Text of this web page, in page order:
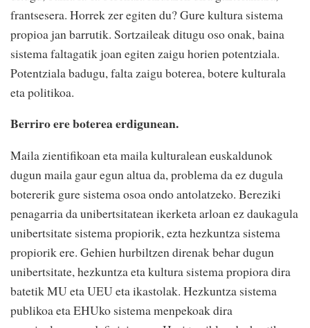
frantsesera. Horrek zer egiten du? Gure kultura sistema
propioa jan barrutik. Sortzaileak ditugu oso onak, baina
sistema faltagatik joan egiten zaigu horien potentziala.
Potentziala badugu, falta zaigu boterea, botere kulturala
eta politikoa.
Berriro ere boterea erdigunean.
Maila zientifikoan eta maila kulturalean euskaldunok
dugun maila gaur egun altua da, problema da ez dugula
botererik gure sistema osoa ondo antolatzeko. Bereziki
penagarria da unibertsitatean ikerketa arloan ez daukagula
unibertsitate sistema propiorik, ezta hezkuntza sistema
propiorik ere. Gehien hurbiltzen direnak behar dugun
unibertsitate, hezkuntza eta kultura sistema propiora dira
batetik MU eta UEU eta ikastolak. Hezkuntza sistema
publikoa eta EHUko sistema menpekoak dira